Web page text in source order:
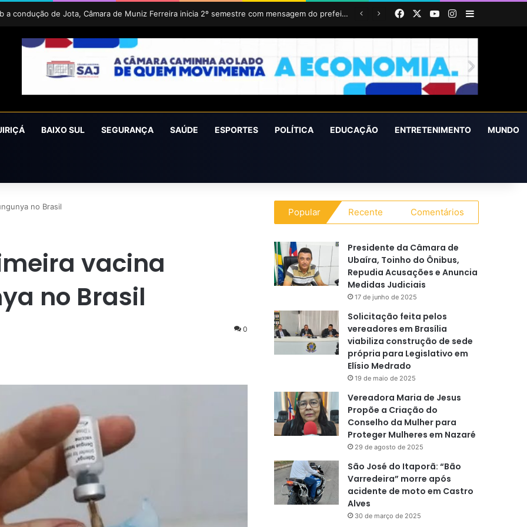
Prefeitura realizará ação itinerante em homenagem ao Dia do Feirante com oferta de diversos serviços na Feira Livre FacebookYouTubeInstagram
Barra
BAIXO SUL SEGURANÇA SAÚDE ESPORTES POLÍTICA EDUCAÇÃO ENTRETENIMENTO MUNDO
no Brasil
vacina
no Brasil
0
Popular Recente Comentários
Presidente da Câmara de
Ubaíra, Toinho do Ônibus,
Repudia Acusações e Anuncia
Medidas Judiciais
17 de junho de 2025
Solicitação feita pelos
vereadores em Brasília
viabiliza construção de sede
própria para Legislativo em
Elísio Medrado
19 de maio de 2025
Vereadora Maria de Jesus
Propõe a Criação do
Conselho da Mulher para
Proteger Mulheres em Nazaré
29 de agosto de 2025
São José do Itaporã: “Bão
Varredeira” morre após
acidente de moto em Castro
Alves
30 de março de 2025